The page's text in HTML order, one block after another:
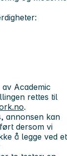
Academic
rettes til
.
annonsen kan
dersom vi
å legge ved et